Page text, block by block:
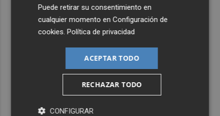
Puede retirar su consentimiento en
cualquier momento enConfiguración de
cookies .Política de privacidad
ACEPTAR TODO
RECHAZAR TODO
CONFIGURAR